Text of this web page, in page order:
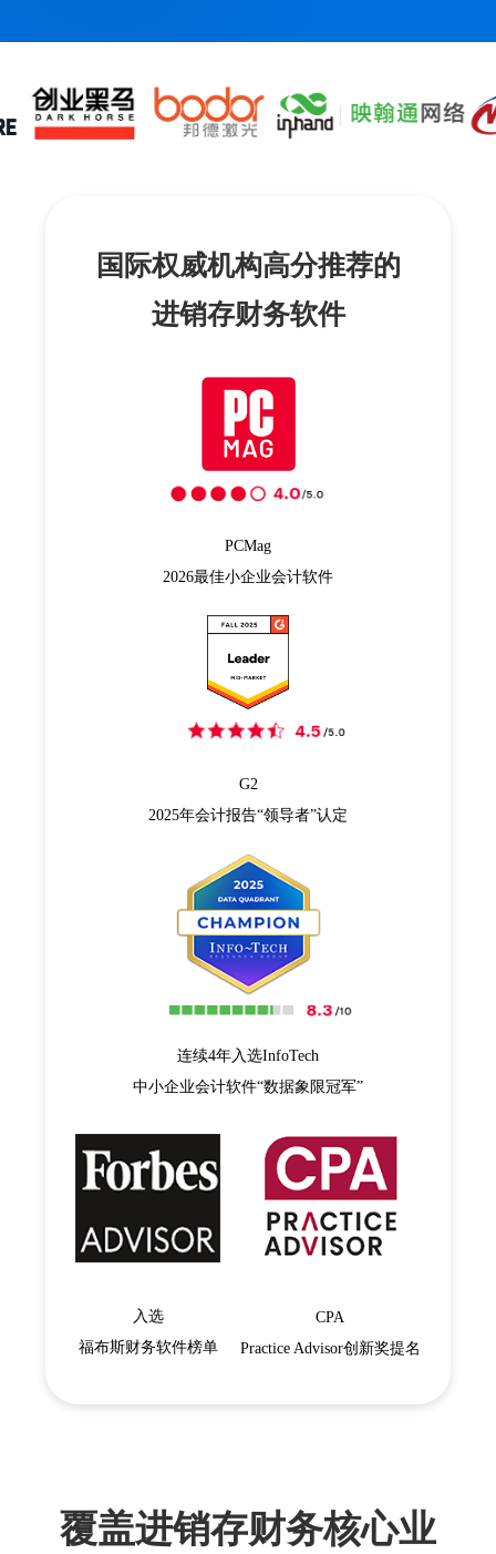
立即注册
国际权威机构高分推荐的
进销存财务软件
PCMag
2026最佳小企业会计软件
G2
2025年会计报告“领导者”认定
连续4年入选InfoTech
中小企业会计软件“数据象限冠军”
入选
福布斯财务软件榜单
CPA
Practice Advisor创新奖提名
覆盖进销存财务核心业